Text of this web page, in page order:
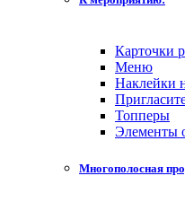
Карточки
Меню
Наклейки
Топперы
Элементы
Многополосная